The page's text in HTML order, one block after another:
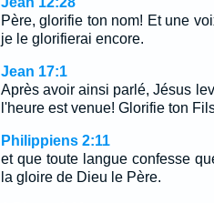
Père, glorifie ton nom! Et une
je le glorifierai encore.
Jean 17:1
Après avoir ainsi parlé, Jésus
l'heure est venue! Glorifie ton
Philippiens 2:11
et que toute langue confesse
la gloire de Dieu le Père.